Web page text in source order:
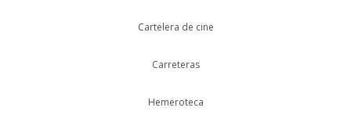
Cartelera de cine
Carreteras
Hemeroteca